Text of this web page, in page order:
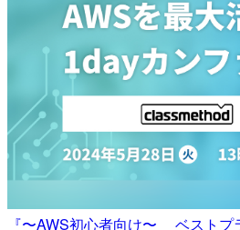
『〜AWS初心者向け〜 ベストプ